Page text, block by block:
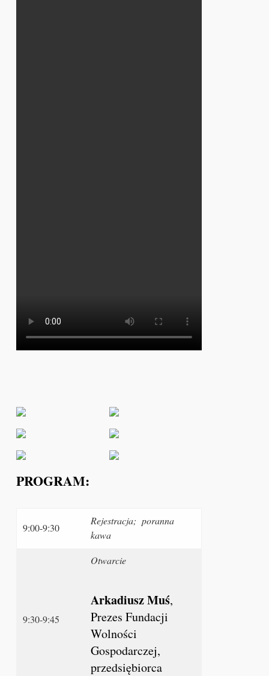
PROGRAM:
9:00-9:30
Rejestracja; poranna
kawa
9:30-9:45
Otwarcie
Arkadiusz Muś,
Prezes Fundacji
Wolności
Gospodarczej,
przedsiębiorca